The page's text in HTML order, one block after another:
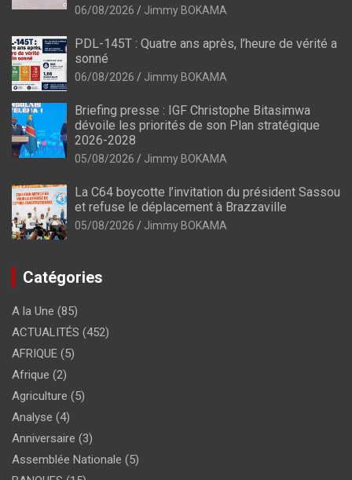
06/08/2026 Jimmy BOKAMA
PDL-145T : Quatre ans après, l’heure de vérité a
sonné
06/08/2026 Jimmy BOKAMA
Briefing presse : IGF Christophe Bitasimwa
dévoile les priorités de son Plan stratégique
2026-2028
05/08/2026 Jimmy BOKAMA
La C64 boycotte l’invitation du président Sassou
et refuse le déplacement à Brazzaville
05/08/2026 Jimmy BOKAMA
Catégories
A la Une (85)
ACTUALITÉS (452)
AFRIQUE (5)
Afrique (2)
Agriculture (5)
Analyse (4)
Anniversaire (3)
Assemblée Nationale (5)